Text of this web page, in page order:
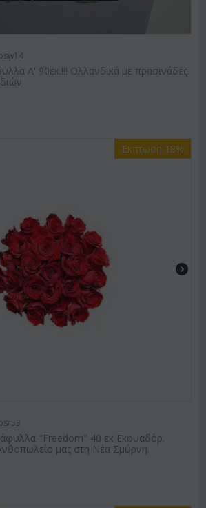
Α' 90εκ.!!! Ολλανδικά με πρασινάδες.
Έκπτωση 18%
"Freedom" 40 εκ Εκουαδόρ.
μας στη Νέα Σμύρνη.